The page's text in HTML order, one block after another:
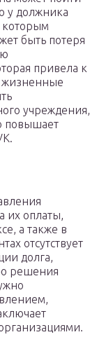
у должника
которым
быть потеря
привела к
жизненные
учреждения,
повышает
их оплаты,
а также в
отсутствует
долга,
решения